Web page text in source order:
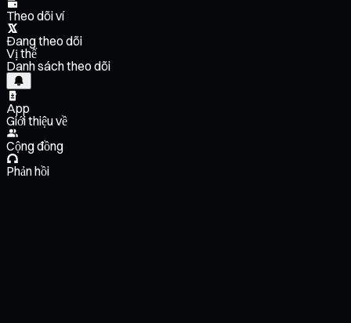
Theo dõi ví
Đang theo dõi
Vị thế
Danh sách theo dõi
App
Giới thiệu về
Cộng đồng
Phản hồi